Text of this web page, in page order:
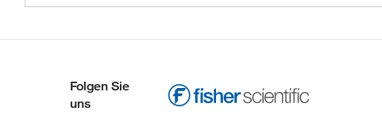
Folgen Sie
uns